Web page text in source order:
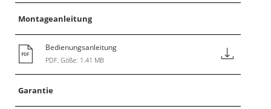
Montageanleitung
Bedienungsanleitung
PDF, Göße: 1.41 MB
Garantie